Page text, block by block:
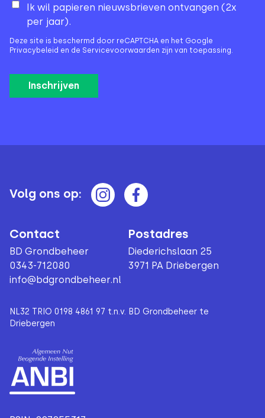
Ik wil papieren nieuwsbrieven ontvangen (2x
per jaar).
Deze site is beschermd door reCAPTCHA en het Google
Privacybeleid en de Servicevoorwaarden zijn van toepassing.
Volg ons op:
Contact
BD Grondbeheer
0343-712080
info@bdgrondbeheer.nl
Postadres
Diederichslaan 25
3971 PA Driebergen
NL32 TRIO 0198 4861 97 t.n.v. BD Grondbeheer te
Driebergen